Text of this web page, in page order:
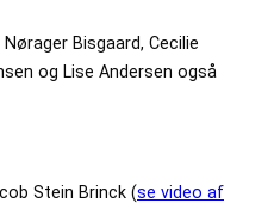
Bisgaard, Cecilie
og Lise Andersen også
Stein Brinck (se video af